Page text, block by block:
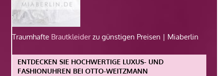
Traumhafte Brautkleiderzu günstigen Preisen | Miaberlin
ENTDECKEN SIE HOCHWERTIGE LUXUS- UND
FASHIONUHREN BEI OTTO-WEITZMANN